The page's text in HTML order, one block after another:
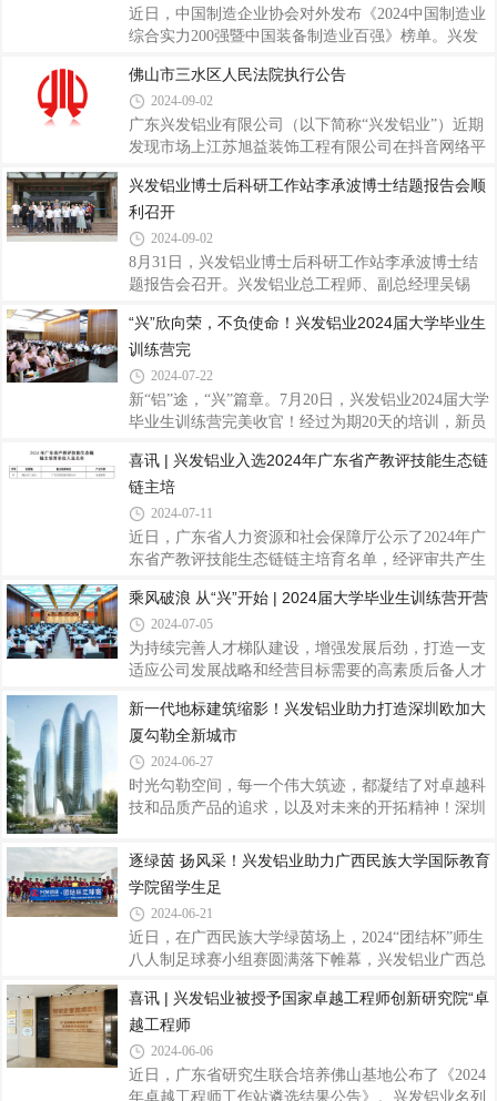
以来，兴发铝业秉持“以人为本、以诚取信、以质取
胜”的经营宗旨，坚信“人才，是兴发之本”，注重顶层
培养等重点工作，通过一系列举措，致力于打造一支
高素质、富有创新精神的团队，以进一步
近日，中国制造企业协会对外发布《2024中国制造业
综合实力200强暨中国装备制造业百强》榜单。兴发
获2024中国制造业综合实力200强第173位和2024中国
装备制造业100强第94位，彰显了兴发铝业在中国铝
挤压材行业的先进地位。据悉，此次榜单的发布是中
国制造企业协会对我国制造业企业进行全面、科学、
造型企业的数据采集与深入分析，严格按照营业收
入、资产总额、利润总额、所有者权益、研发投入、
从业人数等多维度指标进行综合评分，并邀请百位
佛山市三水区人民法院执行公告
2024-09-02
广东兴发铝业有限公司（以下简称“兴发铝业”）近期
发现市场上江苏旭益装饰工程有限公司在抖音网络平
者合法权益，营造清朗健康的市场环境，兴发铝业已
采取法律行动，现将法院判决内容《佛山市三水区人
民法院执行公告》予以公布。请广大消费者不要轻信
网络谣言，避免被不实信息误导。兴发铝业也将、恶
意造谣诽谤等违法违规行为坚决从严查处，绝不姑
客户及合作伙伴。我们将一如既往地努力提供更好的
产品和服务，恪守诚信经营理念。希望大家共
兴发铝业博士后科研工作站李承波博士结题报告会顺
利召开
2024-09-02
8月31日，兴发铝业博士后科研工作站李承波博士结
题报告会召开。兴发铝业总工程师、副总经理吴锡
术专家侯陇刚博士等出席会议。报告会上，李承波博
士围绕其在站期间的研究课题《汽车用高强韧7xxx 铝
型材形/性协同调控研究》作结题汇报，详细阐述了新
能源汽车用轻量化铝合金的背景及市场，系统解读了
7005铝合金热变形行为研究，深入剖析了挤压模拟及
7005铝合金的淬火敏感性研究，探讨了时效对7005铝
合金组织性能的影响。专家们认真聆听了李承波
“兴”欣向荣，不负使命！兴发铝业2024届大学毕业生
训练营完
2024-07-22
新“铝”途，“兴”篇章。7月20日，兴发铝业2024届大学
毕业生训练营完美收官！经过为期20天的培训，新员
的了解，更在心态和思维上逐渐适应了职场的要求。
他们从青涩的学子蜕变成了充满朝气和活力的职场新
人，为兴发的蓬勃发展注入了强大的新动力。在培训
期间，我们不仅注重个人技能的提升，更重视团队协
作与知识共享。7月20日上午，我们举办了2024届大
思，进一步巩固培训成果，激发人才潜能。各小组代
表精心准备，围绕“基层”、“技术”、“
喜讯 | 兴发铝业入选2024年广东省产教评技能生态链
链主培
2024-07-11
近日，广东省人力资源和社会保障厅公示了2024年广
东省产教评技能生态链链主培育名单，经评审共产生
行业龙头企业，入选链主培育单位名单。“产教评”融
合发展助力产业集群高质量围绕广东省战略性产业，
通过“龙头企业出标准、出岗位、出师傅，院校出学
生、出教师、出教学资源，政府出政策、出资金、出
生和教学资源为基础、以职业技能等级评价为纽带
的“产教评”融合发展的产业技能生态链，推动实施学
生学徒制、“技培生”用培融合、企业自主评
乘风破浪 从“兴”开始 | 2024届大学毕业生训练营开营
2024-07-05
为持续完善人才梯队建设，增强发展后劲，打造一支
适应公司发展战略和经营目标需要的高素质后备人才
76名来自全国不同高校的优秀学子将在兴发铝业这片
热土开启从校园到职场的蜕变之旅。开营仪式上，兴
发铝业党委委员、副总经理刘允棠围绕培训体系、导
师带领、项目实践等核心内容，深刻阐述了此次培训
项目的意义，加深了新员工们对集团人才战略部署的
他期望新员工们在公司“客户为本、品质为纲
新一代地标建筑缩影！兴发铝业助力打造深圳欧加大
厦勾勒全新城市
2024-06-27
时光勾勒空间，每一个伟大筑迹，都凝结了对卓越科
技和品质产品的追求，以及对未来的开拓精神！深圳
湾超级总部基地，项目总建筑面积约24.8万平方米，
其附属裙楼组成，是集办公、餐厅、商业、文化设施
于一体的组合式摩天大楼，建成后将成为OPPO全球
领导力中心、创新中心及营销中心，助力OPPO立足
深圳、面向全球，在聚集城市高端专业人才等方面具
圈”的超级偶像！作为深圳湾超级总部基地片区的标
志
逐绿茵 扬风采！兴发铝业助力广西民族大学国际教育
学院留学生足
2024-06-21
近日，在广西民族大学绿茵场上，2024“团结杯”师生
八人制足球赛小组赛圆满落下帷幕，兴发铝业广西总
力和团队协作能力，雄踞该校相思湖校区公开组第一
名。足球作为一项世界性的运动，它不仅仅是一项运
动，更是一种精神、一种文化。广西民族大学有着浓
厚的校园足球氛围，近年来大学参与的足球项目比赛
更是成绩斐然。广西民族大学2024“团结杯”师生八人
喜讯 | 兴发铝业被授予国家卓越工程师创新研究院“卓
越工程师
2024-06-06
近日，广东省研究生联合培养佛山基地公布了《2024
年卓越工程师工作站遴选结果公告》。兴发铝业名列